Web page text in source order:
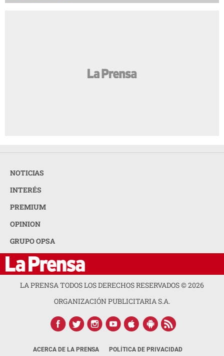
NOTICIAS
INTERÉS
PREMIUM
OPINION
GRUPO OPSA
LA PRENSA TODOS LOS DERECHOS RESERVADOS ©2026
ORGANIZACIÓN PUBLICITARIA S.A.
ACERCA DE LA PRENSA POLÍTICA DE PRIVACIDAD